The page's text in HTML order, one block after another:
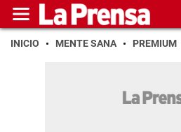
INICIO MENTE SANA PREMIUM